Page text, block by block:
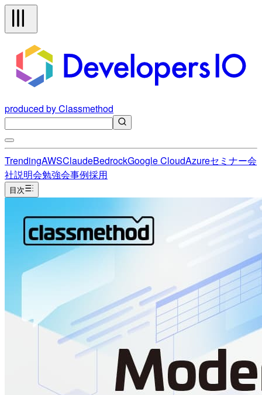
produced by Classmethod
TrendingAWSClaudeBedrockGoogle CloudAzureセミナー会
社説明会勉強会事例採用
目次